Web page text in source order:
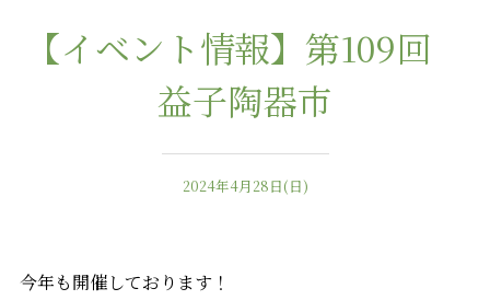
【イベント情報】第109回
益子陶器市
2024年4月28日(日)
今年も開催しております！